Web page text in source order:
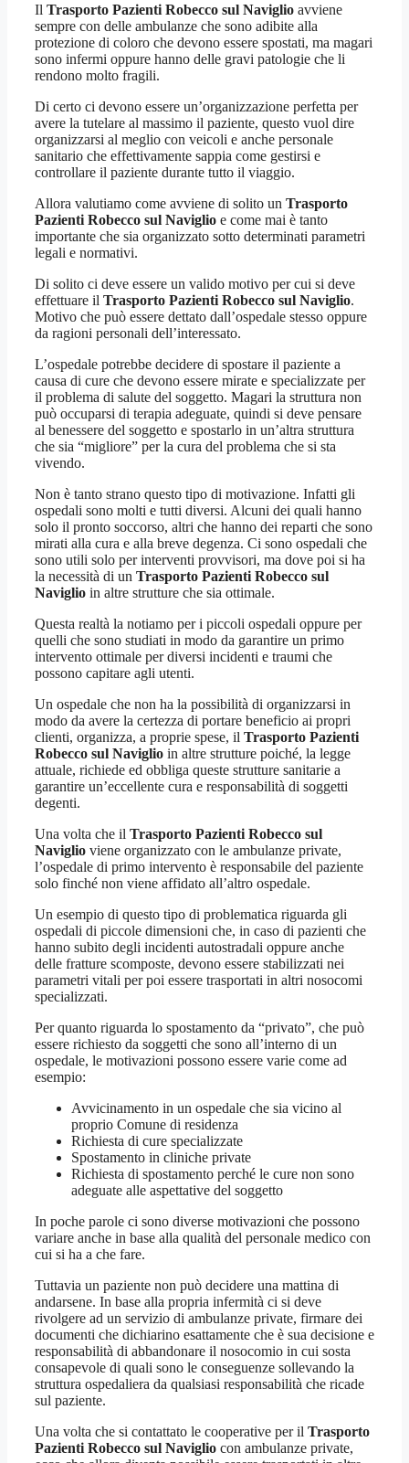
Il Trasporto Pazienti Robecco sul Naviglio avviene
sempre con delle ambulanze che sono adibite alla
protezione di coloro che devono essere spostati, ma magari
sono infermi oppure hanno delle gravi patologie che li
rendono molto fragili.
Di certo ci devono essere un’organizzazione perfetta per
avere la tutelare al massimo il paziente, questo vuol dire
organizzarsi al meglio con veicoli e anche personale
sanitario che effettivamente sappia come gestirsi e
controllare il paziente durante tutto il viaggio.
Allora valutiamo come avviene di solito un Trasporto
Pazienti Robecco sul Naviglio e come mai è tanto
importante che sia organizzato sotto determinati parametri
legali e normativi.
Di solito ci deve essere un valido motivo per cui si deve
effettuare il Trasporto Pazienti Robecco sul Naviglio.
Motivo che può essere dettato dall’ospedale stesso oppure
da ragioni personali dell’interessato.
L’ospedale potrebbe decidere di spostare il paziente a
causa di cure che devono essere mirate e specializzate per
il problema di salute del soggetto. Magari la struttura non
può occuparsi di terapia adeguate, quindi si deve pensare
al benessere del soggetto e spostarlo in un’altra struttura
che sia “migliore” per la cura del problema che si sta
vivendo.
Non è tanto strano questo tipo di motivazione. Infatti gli
ospedali sono molti e tutti diversi. Alcuni dei quali hanno
solo il pronto soccorso, altri che hanno dei reparti che sono
mirati alla cura e alla breve degenza. Ci sono ospedali che
sono utili solo per interventi provvisori, ma dove poi si ha
la necessità di un Trasporto Pazienti Robecco sul
Naviglio in altre strutture che sia ottimale.
Questa realtà la notiamo per i piccoli ospedali oppure per
quelli che sono studiati in modo da garantire un primo
intervento ottimale per diversi incidenti e traumi che
possono capitare agli utenti.
Un ospedale che non ha la possibilità di organizzarsi in
modo da avere la certezza di portare beneficio ai propri
clienti, organizza, a proprie spese, il Trasporto Pazienti
Robecco sul Naviglio in altre strutture poiché, la legge
attuale, richiede ed obbliga queste strutture sanitarie a
garantire un’eccellente cura e responsabilità di soggetti
degenti.
Una volta che il Trasporto Pazienti Robecco sul
Naviglio viene organizzato con le ambulanze private,
l’ospedale di primo intervento è responsabile del paziente
solo finché non viene affidato all’altro ospedale.
Un esempio di questo tipo di problematica riguarda gli
ospedali di piccole dimensioni che, in caso di pazienti che
hanno subito degli incidenti autostradali oppure anche
delle fratture scomposte, devono essere stabilizzati nei
parametri vitali per poi essere trasportati in altri nosocomi
specializzati.
Per quanto riguarda lo spostamento da “privato”, che può
essere richiesto da soggetti che sono all’interno di un
ospedale, le motivazioni possono essere varie come ad
esempio:
Avvicinamento in un ospedale che sia vicino al
proprio Comune di residenza
Richiesta di cure specializzate
Spostamento in cliniche private
Richiesta di spostamento perché le cure non sono
adeguate alle aspettative del soggetto
In poche parole ci sono diverse motivazioni che possono
variare anche in base alla qualità del personale medico con
cui si ha a che fare.
Tuttavia un paziente non può decidere una mattina di
andarsene. In base alla propria infermità ci si deve
rivolgere ad un servizio di ambulanze private, firmare dei
documenti che dichiarino esattamente che è sua decisione e
responsabilità di abbandonare il nosocomio in cui sosta
consapevole di quali sono le conseguenze sollevando la
struttura ospedaliera da qualsiasi responsabilità che ricade
sul paziente.
Una volta che si contattato le cooperative per il Trasporto
Pazienti Robecco sul Naviglio con ambulanze private,